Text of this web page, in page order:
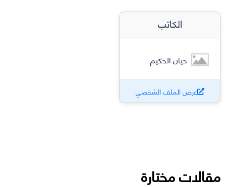
الكاتب
حيان الحكيم
عرض الملف الشخصي
مقالات مختارة